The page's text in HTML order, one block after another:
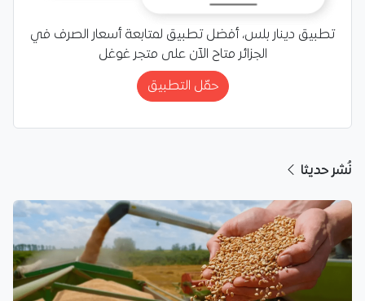
تطبيق دينار بلس، أفضل تطبيق لمتابعة أسعار الصرف في
الجزائر متاح الآن على متجر غوغل
حمّل التطبيق
نُشر حديثا